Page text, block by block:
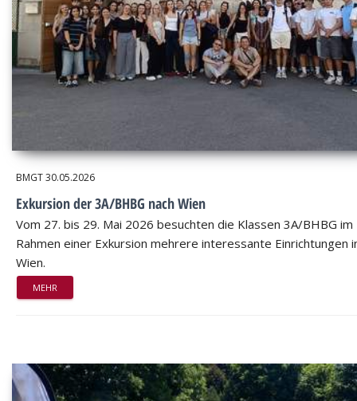
BMGT30.05.2026
Exkursion der 3A/BHBG nach Wien
Vom 27. bis 29. Mai 2026 besuchten die Klassen 3A/BHBG im
Rahmen einer Exkursion mehrere interessante Einrichtungen
Wien.
MEHR